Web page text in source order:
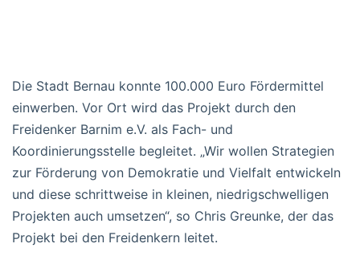
Die Stadt Bernau konnte 100.000 Euro Fördermittel
einwerben. Vor Ort wird das Projekt durch den
Freidenker Barnim e.V. als Fach- und
Koordinierungsstelle begleitet. „Wir wollen Strategien
zur Förderung von Demokratie und Vielfalt entwickeln
und diese schrittweise in kleinen, niedrigschwelligen
Projekten auch umsetzen“, so Chris Greunke, der das
Projekt bei den Freidenkern leitet.